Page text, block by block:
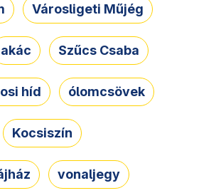
Városligeti Műjég
akác Szűcs Csaba
híd ólomcsövek
Kocsiszín
vonaljegy